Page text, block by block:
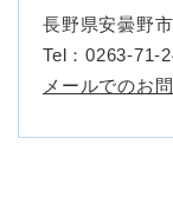
長野県安曇野
Tel：0263-71-
メールでのお